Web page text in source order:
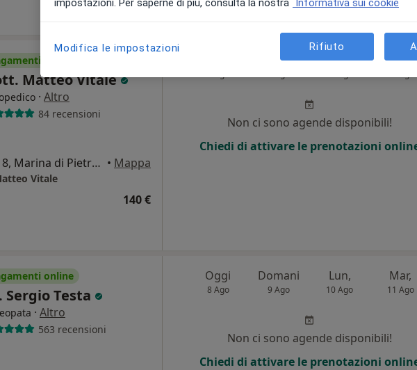
online
Matteo Vitale
· Altro
84 recensioni
Piazza XXIV Maggio, 8, Marina di Pietrasanta • Mappa
Vitale
140 €
Domani Lun, Mar,
Non ci sono agende disponibili!
Chiedi di attivare le prenotazioni
online
Sergio Testa
· Altro
563 recensioni
Oggi
8 Ago
Domani
9 Ago
Lun,
10 Ago
Mar,
11 Ago
Non ci sono agende disponibili!
Chiedi di attivare le prenotazioni
impostazioni. Per saperne di più, consulta la nostra Informativa sui cookie
Modifica le impostazioni Rifiuto